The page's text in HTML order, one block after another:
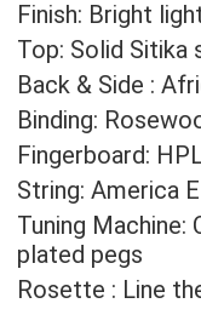
Finish: Bright
Top: Solid Sitika
Back & Side :
Binding:
Fingerboard:
String: America
Tuning Machine:
plated pegs
Rosette : Line